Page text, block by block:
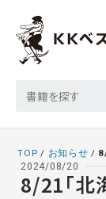
TOP / お知らせ /
2024/08/20
8/21「北